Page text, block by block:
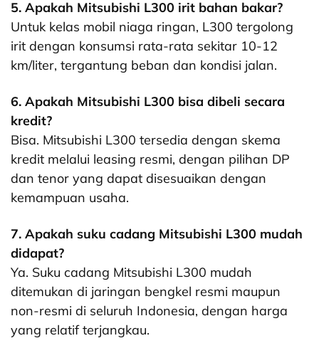
5. Apakah Mitsubishi L300 irit bahan bakar?
Untuk kelas mobil niaga ringan, L300 tergolong
irit dengan konsumsi rata-rata sekitar 10-12
km/liter, tergantung beban dan kondisi jalan.
6. Apakah Mitsubishi L300 bisa dibeli secara
kredit?
Bisa. Mitsubishi L300 tersedia dengan skema
kredit melalui leasing resmi, dengan pilihan DP
dan tenor yang dapat disesuaikan dengan
kemampuan usaha.
7. Apakah suku cadang Mitsubishi L300 mudah
didapat?
Ya. Suku cadang Mitsubishi L300 mudah
ditemukan di jaringan bengkel resmi maupun
non-resmi di seluruh Indonesia, dengan harga
yang relatif terjangkau.